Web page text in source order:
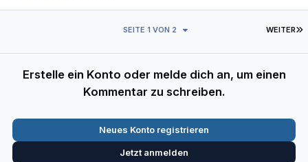
WEITER
SEITE 1 VON 2
Erstelle ein Konto oder melde dich an, um einen
Kommentar zu schreiben.
Neues Konto registrieren
Jetzt anmelden